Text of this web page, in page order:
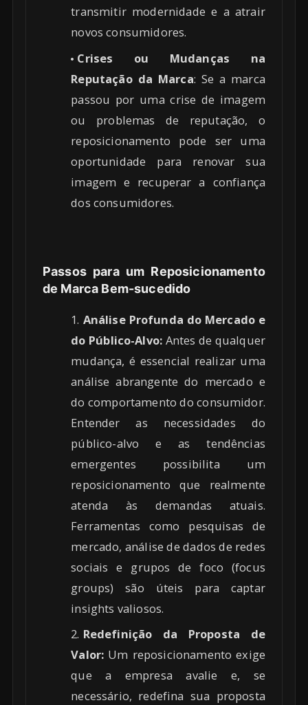
transmitir modernidade e a atrair
novos consumidores.
Crises ou Mudanças na
Reputação da Marca: Se a marca
passou por uma crise de imagem
ou problemas de reputação, o
reposicionamento pode ser uma
oportunidade para renovar sua
imagem e recuperar a confiança
dos consumidores.
Passos para um Reposicionamento
de Marca Bem-sucedido
Análise Profunda do Mercado e
do Público-Alvo: Antes de qualquer
mudança, é essencial realizar uma
análise abrangente do mercado e
do comportamento do consumidor.
Entender as necessidades do
público-alvo e as tendências
emergentes possibilita um
reposicionamento que realmente
atenda às demandas atuais.
Ferramentas como pesquisas de
mercado, análise de dados de redes
sociais e grupos de foco (focus
groups) são úteis para captar
insights valiosos.
Redefinição da Proposta de
Valor: Um reposicionamento exige
que a empresa avalie e, se
necessário, redefina sua proposta